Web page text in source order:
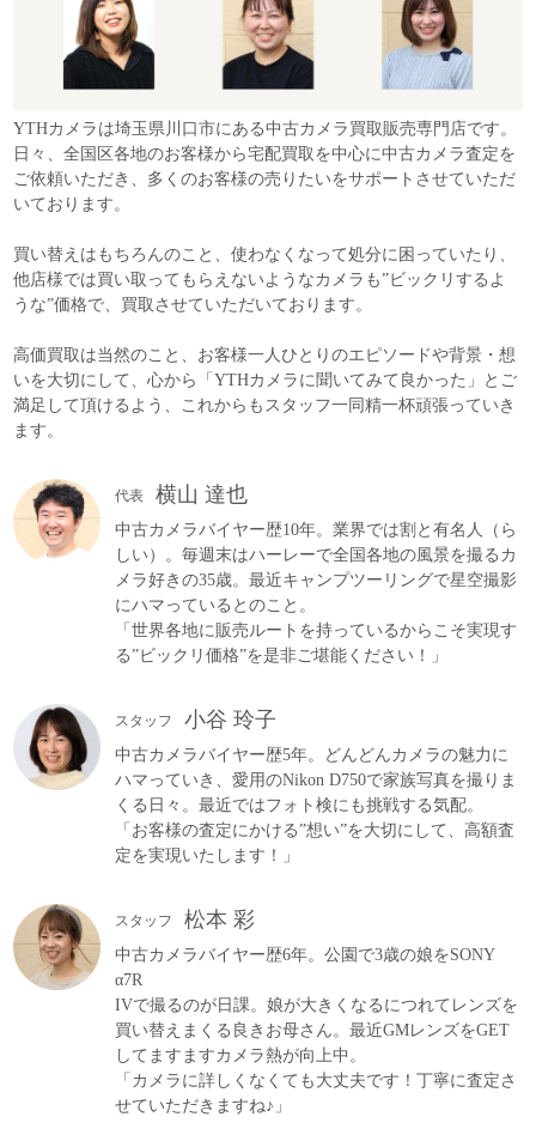
YTHカメラは埼玉県川口市にある中古カメラ買取販売専門店です。
日々、全国区各地のお客様から宅配買取を中心に中古カメラ査定を
ご依頼いただき、多くのお客様の売りたいをサポートさせていただ
いております。
買い替えはもちろんのこと、使わなくなって処分に困っていたり、
他店様では買い取ってもらえないようなカメラも”ビックリするよ
うな”価格で、買取させていただいております。
高価買取は当然のこと、お客様一人ひとりのエピソードや背景・想
いを大切にして、心から「YTHカメラに聞いてみて良かった」とご
満足して頂けるよう、これからもスタッフ一同精一杯頑張っていき
ます。
代表 横山 達也
中古カメラバイヤー歴10年。業界では割と有名人（ら
しい）。毎週末はハーレーで全国各地の風景を撮るカ
メラ好きの35歳。最近キャンプツーリングで星空撮影
にハマっているとのこと。
「世界各地に販売ルートを持っているからこそ実現す
る”ビックリ価格”を是非ご堪能ください！」
スタッフ 小谷 玲子
中古カメラバイヤー歴5年。どんどんカメラの魅力に
ハマっていき、愛用のNikon D750で家族写真を撮りま
くる日々。最近ではフォト検にも挑戦する気配。
「お客様の査定にかける”想い”を大切にして、高額査
定を実現いたします！」
スタッフ 松本 彩
中古カメラバイヤー歴6年。公園で3歳の娘をSONY
α7R
IVで撮るのが日課。娘が大きくなるにつれてレンズを
買い替えまくる良きお母さん。最近GMレンズをGET
してますますカメラ熱が向上中。
「カメラに詳しくなくても大丈夫です！丁寧に査定さ
せていただきますね♪」